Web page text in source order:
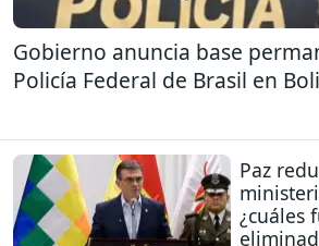
Gobierno anuncia base
Policía Federal de Brasil en
Paz
¿cuáles